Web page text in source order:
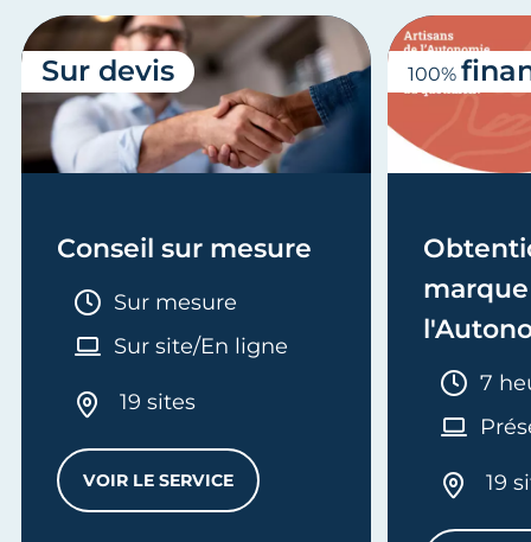
Conseil sur mesure
Durée :
Sur mesure
Sur site/En ligne
19 sites
VOIR LE SERVICECONSEIL SUR MESURE
Sur devis
7
19
100%